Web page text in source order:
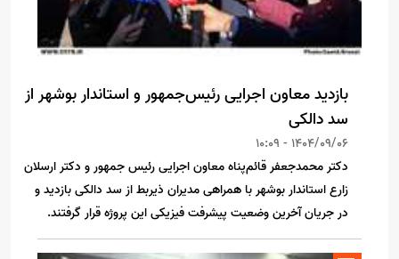
بازدید معاون اجرایی رئیس‌جمهور و استاندار بوشهر از
سد دالکی
1404/09/06 - 10:09
دکتر محمدجعفر قائم‌پناه معاون اجرایی رئیس جمهور و دکتر ارسلان
زارع استاندار بوشهر با همراهی مدیران ذیربط از سد دالکی بازدید و
در جریان آخرین وضعیت پیشرفت فیزیکی این پروژه قرار گرفتند.